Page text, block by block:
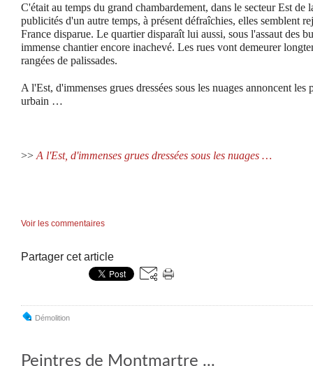
C'était au temps du grand chambardement, dans le secteur Est de
publicités d'un autre temps, à présent défraîchies, elles semblent
France disparue. Le quartier disparaît lui aussi, sous l'assaut des
immense chantier encore inachevé. Les rues vont demeurer
rangées de palissades.
A l'Est, d'immenses grues dressées sous les nuages annoncent les
urbain …
>> A l'Est, d'immenses grues dressées sous les nuages …
Voir les commentaires
Partager cet article
Démolition
Peintres de Montmartre ...